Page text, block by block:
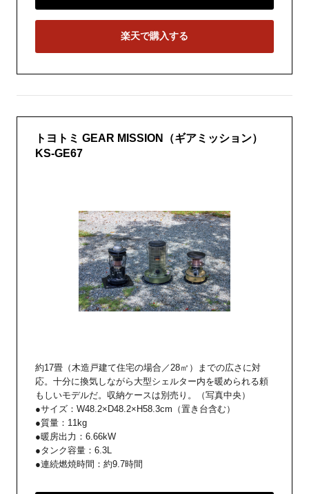
楽天で購入する
トヨトミ GEAR MISSION（ギアミッション）
KS-GE67
約17畳（木造戸建て住宅の場合／28㎡）までの広さに対
応。十分に換気しながら大型シェルター内を暖められる頼
もしいモデルだ。収納ケースは別売り。（写真中央）
●サイズ：W48.2×D48.2×H58.3cm（置き台含む）
●質量：11kg
●暖房出力：6.66kW
●タンク容量：6.3L
●連続燃焼時間：約9.7時間